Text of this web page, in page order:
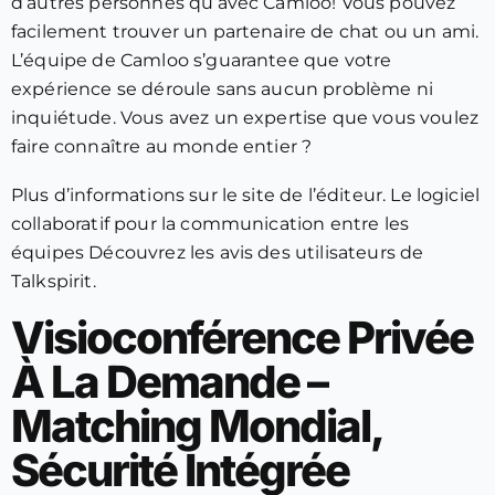
facilement trouver un partenaire de chat ou un ami.
L’équipe de Camloo s’guarantee que votre
expérience se déroule sans aucun problème ni
inquiétude. Vous avez un expertise que vous voulez
faire connaître au monde entier ?
Plus d’informations sur le site de l’éditeur. Le logiciel
collaboratif pour la communication entre les
équipes Découvrez les avis des utilisateurs de
Talkspirit.
Visioconférence Privée
À La Demande –
Matching Mondial,
Sécurité Intégrée